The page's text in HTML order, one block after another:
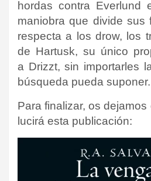
hordas contra Everlund
maniobra que divide sus
respecta a los drow, los
de Hartusk, su único
a Drizzt, sin importarles
búsqueda pueda
Para finalizar, os
lucirá esta publicación: